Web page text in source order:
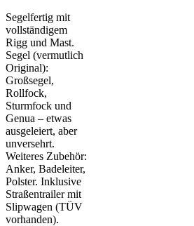
Segelfertig mit
vollständigem
Rigg und Mast.
Segel (vermutlich
Original):
Großsegel,
Rollfock,
Sturmfock und
Genua – etwas
ausgeleiert, aber
unversehrt.
Weiteres Zubehör:
Anker, Badeleiter,
Polster. Inklusive
Straßentrailer mit
Slipwagen (TÜV
vorhanden).